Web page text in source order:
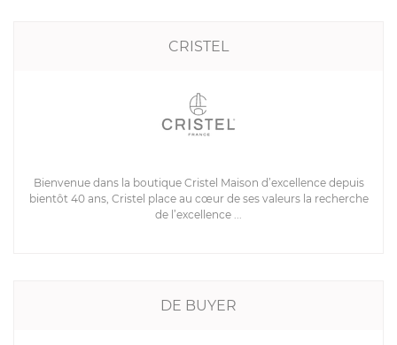
CRISTEL
Bienvenue dans la boutique Cristel Maison d’excellence depuis
bientôt 40 ans, Cristel place au cœur de ses valeurs la recherche
de l’excellence ...
DE BUYER